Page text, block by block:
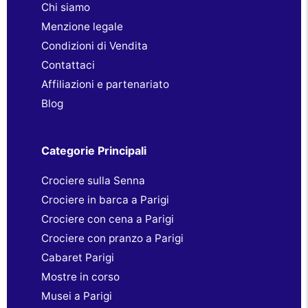
Chi siamo
Menzione legale
Condizioni di Vendita
Contattaci
Affiliazioni e partenariato
Blog
Categorie Principali
Crociere sulla Senna
Crociere in barca a Parigi
Crociere con cena a Parigi
Crociere con pranzo a Parigi
Cabaret Parigi
Mostre in corso
Musei a Parigi